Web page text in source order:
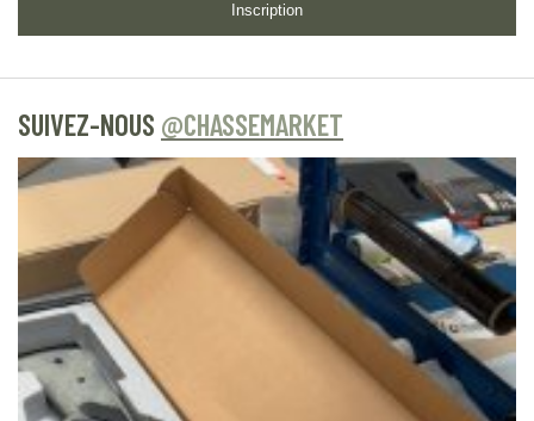
Inscription
SUIVEZ-NOUS @CHASSEMARKET